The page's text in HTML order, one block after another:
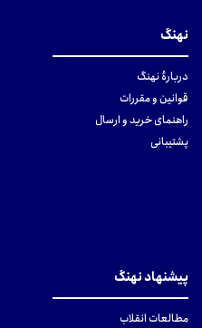
نهنگ
دربارهٔ نهنگ
قوانین و مقررات
راهنمای خرید و ارسال
پشتیبانی
پیشنهاد نهنگ
مطالعات انقلاب